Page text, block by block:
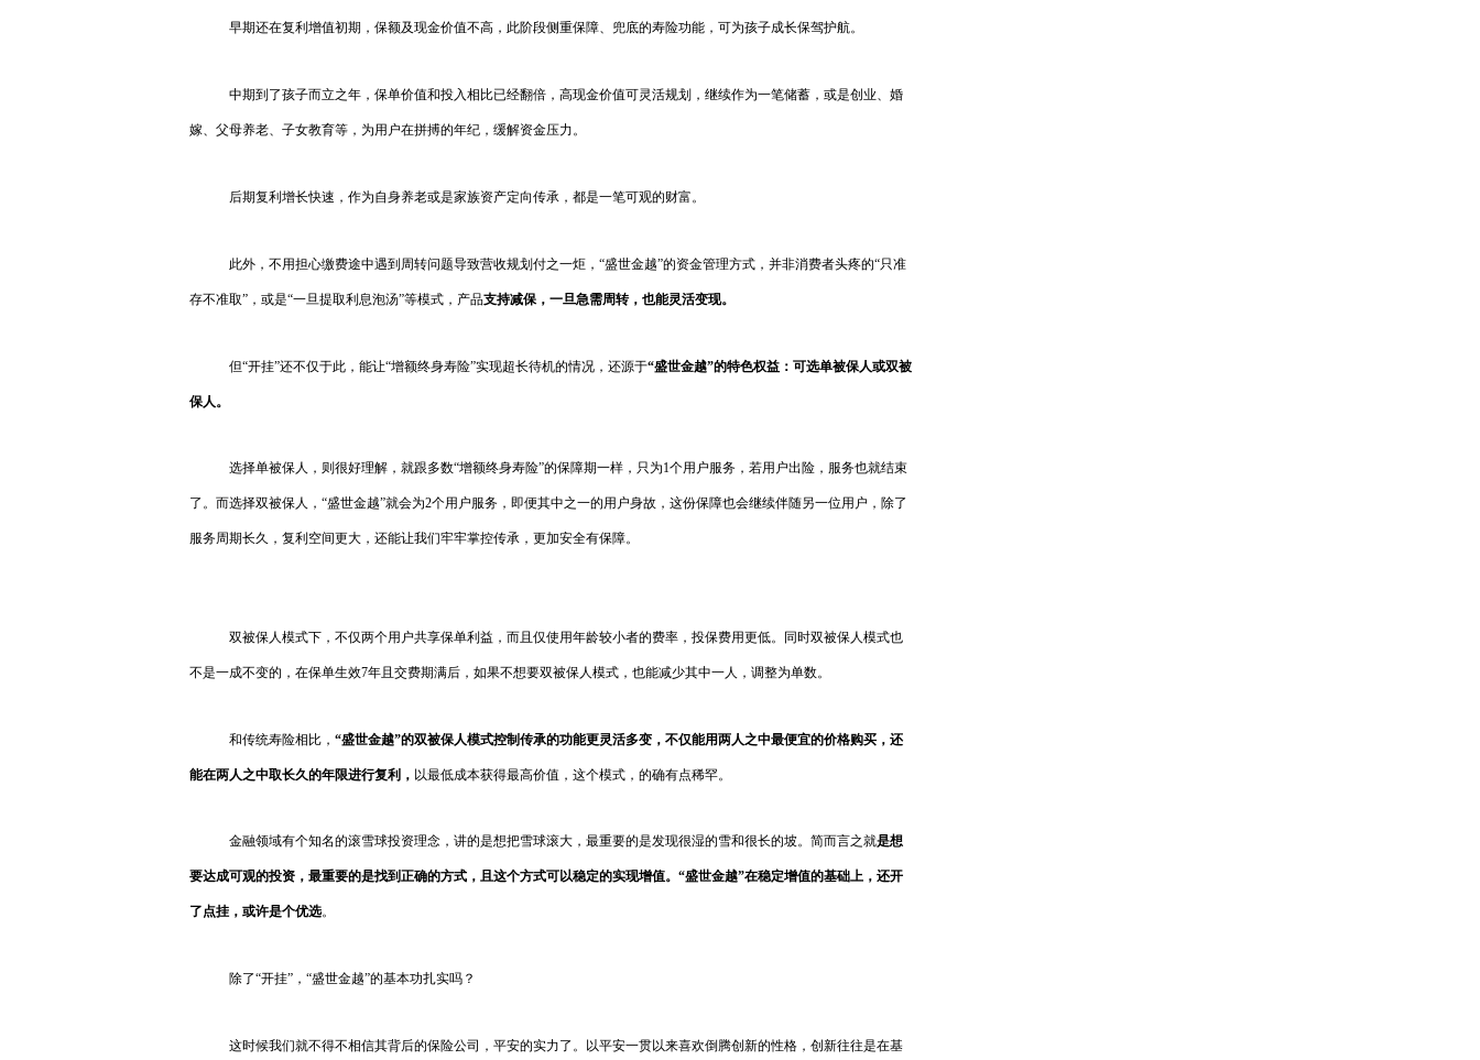
早期还在复利增值初期，保额及现金价值不高，此阶段侧重保障、兜底的寿险功能，可为孩子成长保驾护航。
中期到了孩子而立之年，保单价值和投入相比已经翻倍，高现金价值可灵活规划，继续作为一笔储蓄，或是创业、婚
嫁、父母养老、子女教育等，为用户在拼搏的年纪，缓解资金压力。
后期复利增长快速，作为自身养老或是家族资产定向传承，都是一笔可观的财富。
此外，不用担心缴费途中遇到周转问题导致营收规划付之一炬，“盛世金越”的资金管理方式，并非消费者头疼的“只准
存不准取”，或是“一旦提取利息泡汤”等模式，产品支持减保，一旦急需周转，也能灵活变现。
但“开挂”还不仅于此，能让“增额终身寿险”实现超长待机的情况，还源于“盛世金越”的特色权益：可选单被保人或双被
保人。
选择单被保人，则很好理解，就跟多数“增额终身寿险”的保障期一样，只为1个用户服务，若用户出险，服务也就结束
了。而选择双被保人，“盛世金越”就会为2个用户服务，即便其中之一的用户身故，这份保障也会继续伴随另一位用户，除了
服务周期长久，复利空间更大，还能让我们牢牢掌控传承，更加安全有保障。
双被保人模式下，不仅两个用户共享保单利益，而且仅使用年龄较小者的费率，投保费用更低。同时双被保人模式也
不是一成不变的，在保单生效7年且交费期满后，如果不想要双被保人模式，也能减少其中一人，调整为单数。
和传统寿险相比， “盛世金越”的双被保人模式控制传承的功能更灵活多变，不仅能用两人之中最便宜的价格购买，还
能在两人之中取长久的年限进行复利， 以最低成本获得最高价值，这个模式，的确有点稀罕。
金融领域有个知名的滚雪球投资理念，讲的是想把雪球滚大，最重要的是发现很湿的雪和很长的坡。简而言之就是想
要达成可观的投资，最重要的是找到正确的方式，且这个方式可以稳定的实现增值。“盛世金越”在稳定增值的基础上，还开
了点挂，或许是个优选。
除了“开挂”，“盛世金越”的基本功扎实吗？
这时候我们就不得不相信其背后的保险公司，平安的实力了。以平安一贯以来喜欢倒腾创新的性格，创新往往是在基